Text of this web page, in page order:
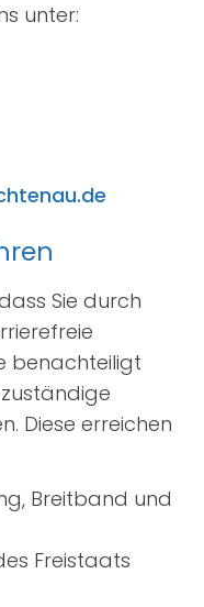
unter:
Sie durch
benachteiligt
Diese erreichen
Breitband und
Freistaats